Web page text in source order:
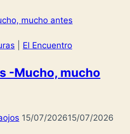
El Encuentro
-Mucho, mucho
15/07/202615/07/2026